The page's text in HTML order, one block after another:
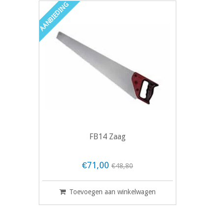
AANBIEDING
FB14 Zaag
€71,00 €48,80
Toevoegen aan winkelwagen